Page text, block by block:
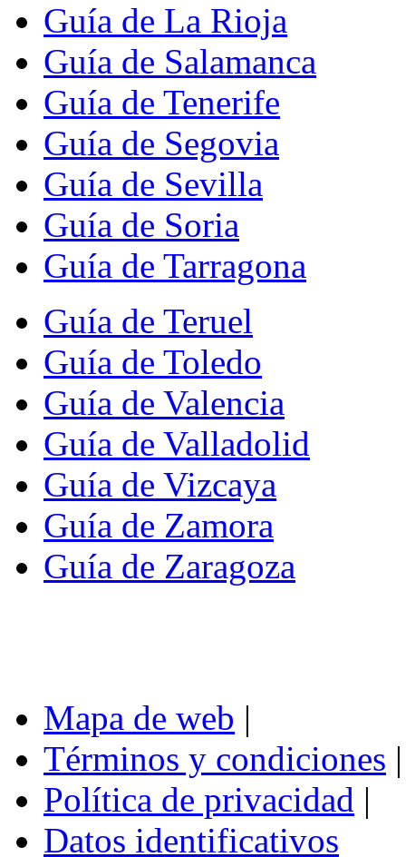
Guía de La Rioja
Guía de Salamanca
Guía de Tenerife
Guía de Segovia
Guía de Sevilla
Guía de Soria
Guía de Tarragona
Guía de Teruel
Guía de Toledo
Guía de Valencia
Guía de Valladolid
Guía de Vizcaya
Guía de Zamora
Guía de Zaragoza
Mapa de web |
Términos y condiciones |
Política de privacidad |
Datos identificativos